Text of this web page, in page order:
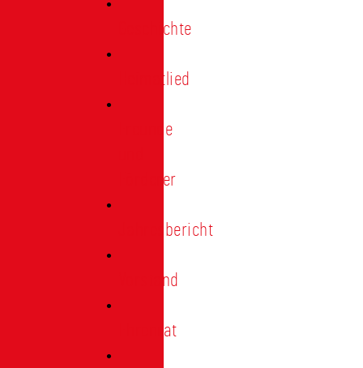
Geschichte
Heimatlied
Freunde
Förderer
Jahresbericht
Vorstand
Ehrenrat